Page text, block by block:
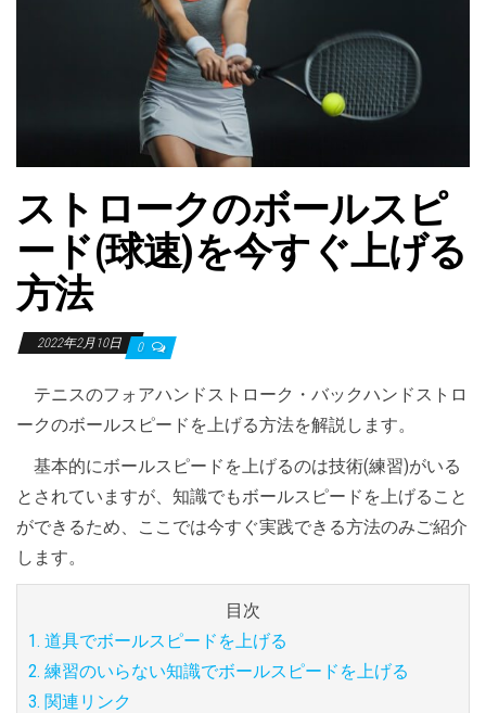
ストロークのボールスピ
ード(球速)を今すぐ上げる
方法
2022年2月10日 0
テニスのフォアハンドストローク・バックハンドストロ
ークのボールスピードを上げる方法を解説します。
基本的にボールスピードを上げるのは技術(練習)がいる
とされていますが、知識でもボールスピードを上げること
ができるため、ここでは今すぐ実践できる方法のみご紹介
します。
目次
1. 道具でボールスピードを上げる
2. 練習のいらない知識でボールスピードを上げる
3. 関連リンク